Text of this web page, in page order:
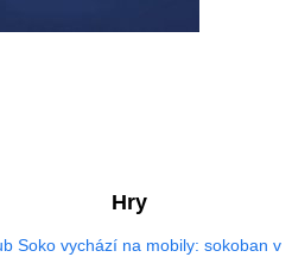
Hry
Soko vychází na mobily: sokoban v